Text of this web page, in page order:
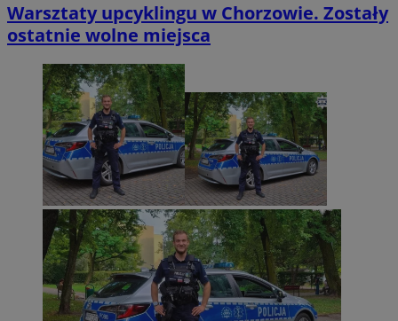
Warsztaty upcyklingu w Chorzowie. Zostały
ostatnie wolne miejsca